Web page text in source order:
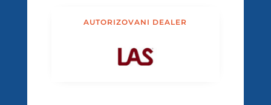
AUTORIZOVANI DEALER